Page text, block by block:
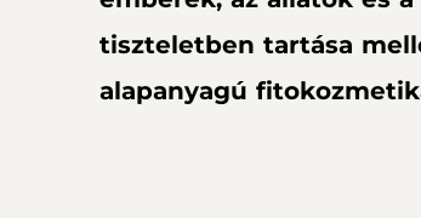
tiszteletben tartása
alapanyagú